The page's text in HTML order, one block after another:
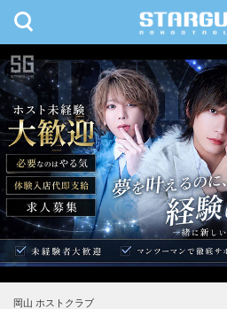
九州・沖縄 北海道・東北
toggle
navigation
岡山 ホストクラブ